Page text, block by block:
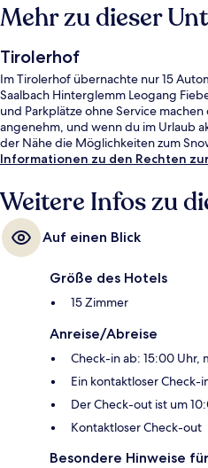
Mehr zu dieser
Tirolerhof
Im Tirolerhof übernachte nur 15
Saalbach Hinterglemm Leogang
und Parkplätze ohne Service
angenehm, und wenn du im Urlaub
der Nähe die Möglichkeiten zum
Informationen zu den Rechten
Weitere Infos zu
Auf einen Blick
Größe des Hotels
15 Zimmer
Anreise/Abreise
Check-in ab: 15:00 Uhr,
Ein kontaktloser
Der Check-out ist um
Kontaktloser Check-out
Besondere Hinweise